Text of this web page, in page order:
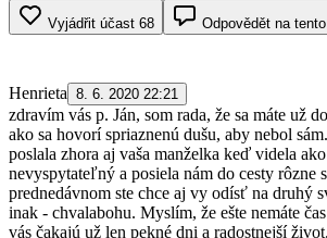
Vyjádřit účast 68 Odpovědět na
Henrieta 8. 6. 2020 22:21
zdravím vás p. Ján, som rada, že sa máte už
ako sa hovorí spriaznenú dušu, aby nebol
poslala zhora aj vaša manželka keď videla
nevyspytateľný a posiela nám do cesty rôzne
prednedávnom ste chce aj vy odísť na druhý
inak - chvalabohu. Myslím, že ešte nemáte
vás čakajú už len pekné dni a radostnejší